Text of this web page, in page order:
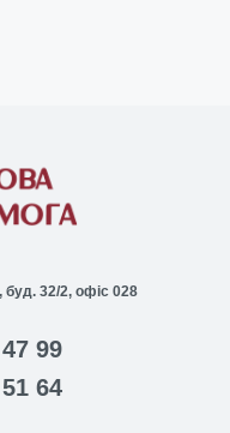
буд. 32/2, офіс 028
99
64